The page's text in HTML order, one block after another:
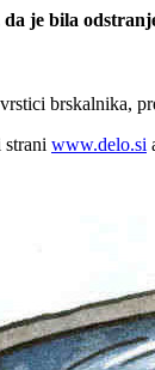
je bila
brskalnika,
www.delo.si